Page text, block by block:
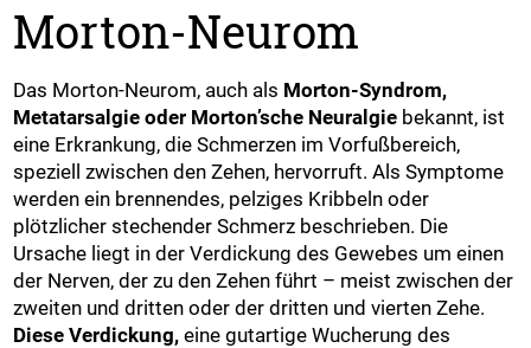
Morton-Neurom
Das Morton-Neurom, auch als Morton-Syndrom,
Metatarsalgie oder Morton’sche Neuralgie bekannt, ist
eine Erkrankung, die Schmerzen im Vorfußbereich,
speziell zwischen den Zehen, hervorruft. Als Symptome
werden ein brennendes, pelziges Kribbeln oder
plötzlicher stechender Schmerz beschrieben. Die
Ursache liegt in der Verdickung des Gewebes um einen
der Nerven, der zu den Zehen führt – meist zwischen der
zweiten und dritten oder der dritten und vierten Zehe.
Diese Verdickung, eine gutartige Wucherung des